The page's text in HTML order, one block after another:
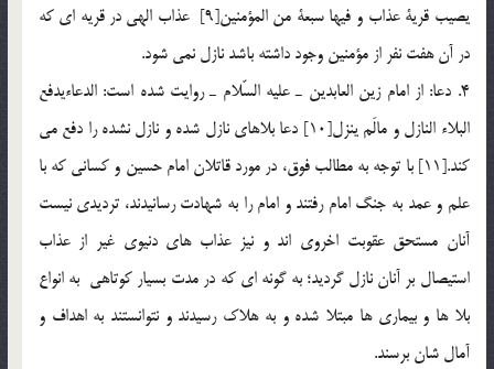
يصيب قرية عذاب و فيها سبعة من المؤمنين[9] عذاب الهي در قريه اي كه
در آن هفت نفر از مؤمنين وجود داشته باشد نازل نمي شود.
4. دعا: از امام زين العابدين ـ عليه السّلام ـ روايت شده است: الدعاءيدفع
البلاء النازل و مالَم ينزل[10] دعا بلاهاي نازل شده و نازل نشده را دفع مي
كند.[11] با توجه به مطالب فوق، در مورد قاتلان امام حسين و كساني كه با
علم و عمد به جنگ امام رفتند و امام را به شهادت رسانيدند، ترديدي نيست
آنان مستحق عقوبت اخروي اند و نيز عذاب هاي دنيوي غير از عذاب
استيصال بر آنان نازل گرديد؛ به گونه اي كه در مدت بسيار كوتاهي به انواع
بلا ها و بيماري ها مبتلا شده و به هلاك رسيدند و نتوانستند به اهداف و
آمال شان برسند.